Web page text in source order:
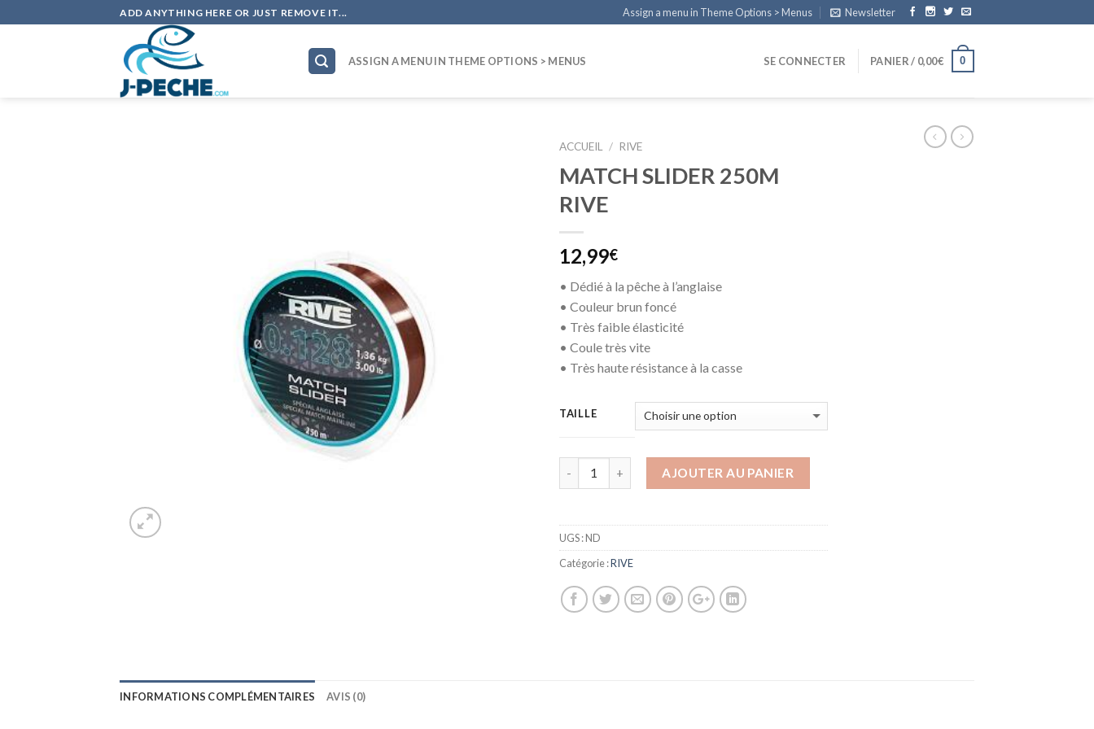
to
ADD ANYTHING HERE OR JUST REMOVE IT... Assign a menu in Theme Options > Menus Newsletter
ASSIGN A MENU IN THEME OPTIONS > MENUS SE CONNECTER PANIER / 0,00€ 0
ACCUEIL / RIVE
MATCH SLIDER 250M
RIVE
12,99€
• Dédié à la pêche à l’anglaise
• Couleur brun foncé
• Très faible élasticité
• Coule très vite
• Très haute résistance à la casse
TAILLE
AJOUTER AU PANIER
UGS :ND
Catégorie :RIVE
INFORMATIONS COMPLÉMENTAIRES AVIS (0)